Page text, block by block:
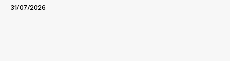
31/07/2026